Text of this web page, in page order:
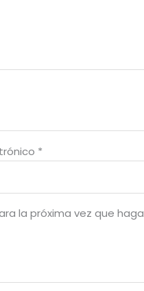
*
la próxima vez que